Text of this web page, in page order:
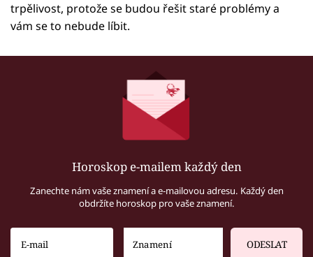
trpělivost, protože se budou řešit staré problémy a
vám se to nebude líbit.
Horoskop e-mailem každý den
Zanechte nám vaše znamení a e-mailovou adresu. Každý den
obdržíte horoskop pro vaše znamení.
ODESLAT